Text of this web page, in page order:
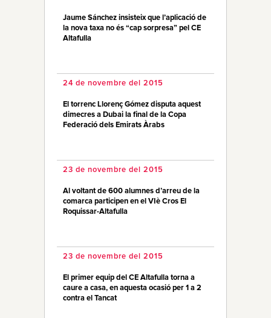
Jaume Sánchez insisteix que l’aplicació de
la nova taxa no és “cap sorpresa” pel CE
Altafulla
24 de novembre del 2015
El torrenc Llorenç Gómez disputa aquest
dimecres a Dubai la final de la Copa
Federació dels Emirats Àrabs
23 de novembre del 2015
Al voltant de 600 alumnes d’arreu de la
comarca participen en el VIè Cros El
Roquissar-Altafulla
23 de novembre del 2015
El primer equip del CE Altafulla torna a
caure a casa, en aquesta ocasió per 1 a 2
contra el Tancat